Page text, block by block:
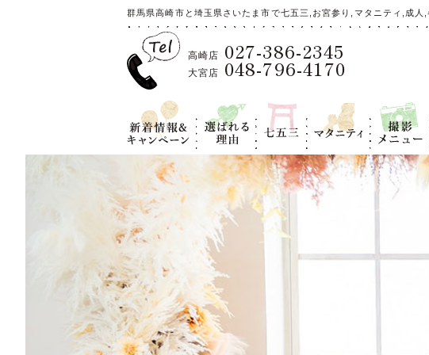
群馬県高崎市と埼玉県さいたま市で七五三,お宮参り,マタニティ,成
高崎店 027-386-2345
大宮店 048-796-4170
新着情報＆キ
ャンペーン
選ばれる理
由
七五三 マタニティ
撮影メニュ
ー